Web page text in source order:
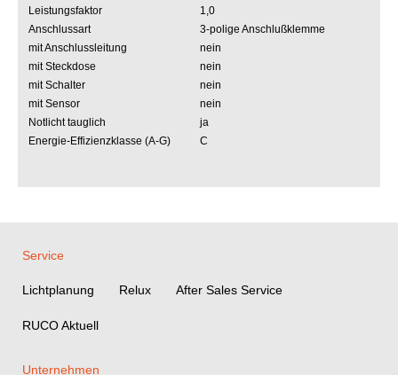
Leistungsfaktor
1,0
Anschlussart
3-polige Anschlußklemme
mit Anschlussleitung
nein
mit Steckdose
nein
mit Schalter
nein
mit Sensor
nein
Notlicht tauglich
ja
Energie-Effizienzklasse (A-G)
C
Service
Lichtplanung Relux After Sales Service
RUCO Aktuell
Unternehmen